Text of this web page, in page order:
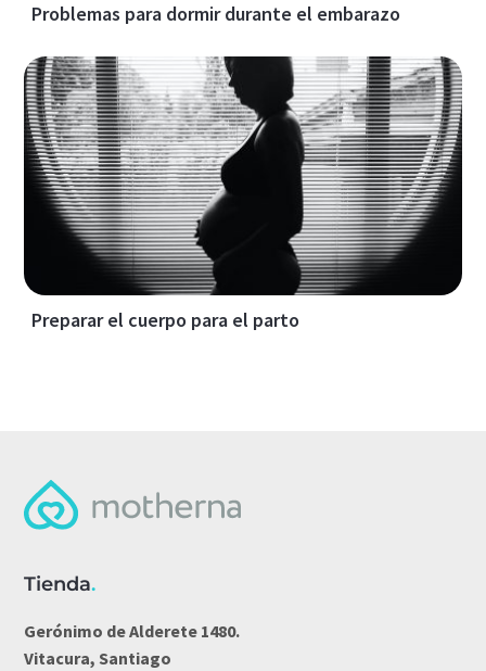
Problemas para dormir durante el embarazo
Preparar el cuerpo para el parto
Tienda.
Gerónimo de Alderete 1480.
Vitacura, Santiago